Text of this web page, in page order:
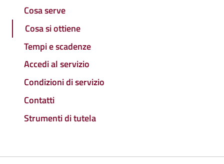
Cosa serve
Cosa si ottiene
Tempi e scadenze
Accedi al servizio
Condizioni di servizio
Contatti
Strumenti di tutela